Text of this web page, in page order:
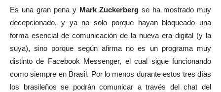
Es una gran pena y Mark Zuckerberg se ha mostrado muy
decepcionado, y ya no solo porque hayan bloqueado una
forma esencial de comunicación de la nueva era digital (y la
suya), sino porque según afirma no es un programa muy
distinto de Facebook Messenger, el cual sigue funcionando
como siempre en Brasil. Por lo menos durante estos tres días
los brasileños se podrán comunicar a través del chat del